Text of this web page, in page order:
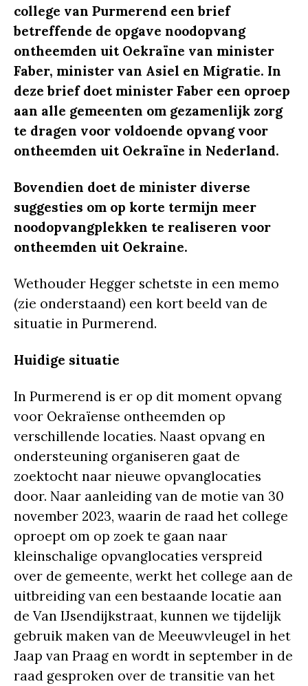
college van Purmerend een brief
betreffende de opgave noodopvang
ontheemden uit Oekraïne van minister
Faber, minister van Asiel en Migratie. In
deze brief doet minister Faber een oproep
aan alle gemeenten om gezamenlijk zorg
te dragen voor voldoende opvang voor
ontheemden uit Oekraïne in Nederland.
Bovendien doet de minister diverse
suggesties om op korte termijn meer
noodopvangplekken te realiseren voor
ontheemden uit Oekraine.
Wethouder Hegger schetste in een memo
(zie onderstaand) een kort beeld van de
situatie in Purmerend.
Huidige situatie
In Purmerend is er op dit moment opvang
voor Oekraïense ontheemden op
verschillende locaties. Naast opvang en
ondersteuning organiseren gaat de
zoektocht naar nieuwe opvanglocaties
door. Naar aanleiding van de motie van 30
november 2023, waarin de raad het college
oproept om op zoek te gaan naar
kleinschalige opvanglocaties verspreid
over de gemeente, werkt het college aan de
uitbreiding van een bestaande locatie aan
de Van IJsendijkstraat, kunnen we tijdelijk
gebruik maken van de Meeuwvleugel in het
Jaap van Praag en wordt in september in de
raad gesproken over de transitie van het